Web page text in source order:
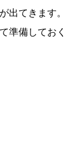
出てきます。
準備しておく